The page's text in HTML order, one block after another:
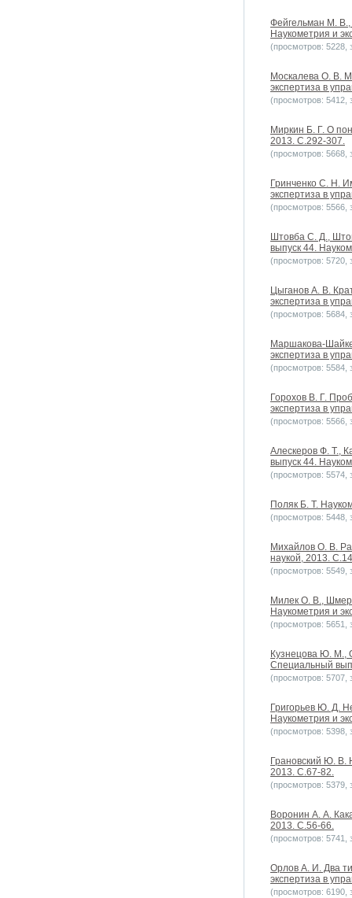
Фейгельман М. В.,
Наукометрия и
(просмотров: 5228,
Москалева О. В.
экспертиза в
(просмотров: 5412,
Миркин Б. Г. О
2013. С.292-307.
(просмотров: 5668,
Гринченко C. Н.
экспертиза в
(просмотров: 5566,
Штовба С. Д.,
выпуск 44.
(просмотров: 5720,
Цыганов А. В.
экспертиза в
(просмотров: 5684,
Маршакова-
экспертиза в
(просмотров: 5584,
Горохов В. Г.
экспертиза в
(просмотров: 5566,
Алескеров Ф. Т.,
выпуск 44.
(просмотров: 5574,
Поляк Б. Т.
(просмотров: 5448,
Михайлов О. В.
наукой, 2013.
(просмотров: 5549,
Милек О. В.,
Наукометрия и
(просмотров: 5651,
Кузнецова Ю. М.,
Специальный
(просмотров: 5707,
Григорьев Ю. Д.
Наукометрия и
(просмотров: 5398,
Грановский Ю. В.
2013. С.67-82.
(просмотров: 5379,
Воронин А. А.
2013. С.56-66.
(просмотров: 5741,
Орлов А. И. Два
экспертиза в
(просмотров: 6190,